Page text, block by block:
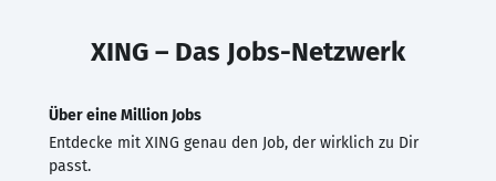
XING – Das Jobs-Netzwerk
Über eine Million Jobs
Entdecke mit XING genau den Job, der wirklich zu Dir
passt.